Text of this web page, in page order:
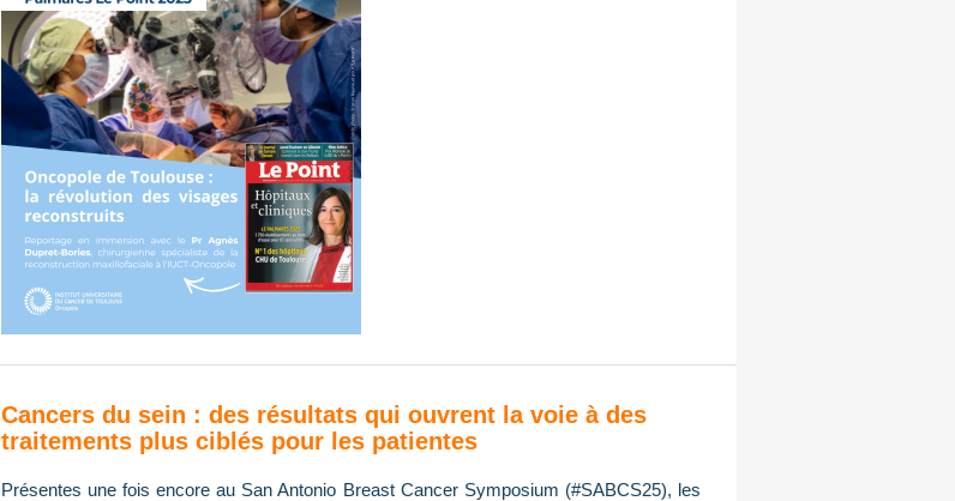
Cancers du sein : des résultats qui ouvrent la voie à des
traitements plus ciblés pour les patientes
Présentes une fois encore au San Antonio Breast Cancer Symposium (#SABCS25), les